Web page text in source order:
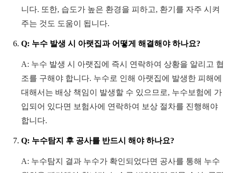
니다. 또한, 습도가 높은 환경을 피하고, 환기를 자주 시켜
주는 것도 도움이 됩니다.
Q: 누수 발생 시 아랫집과 어떻게 해결해야 하나요?
A: 누수 발생 시 아랫집에 즉시 연락하여 상황을 알리고 협
조를 구해야 합니다. 누수로 인해 아랫집에 발생한 피해에
대해서는 배상 책임이 발생할 수 있으므로, 누수보험에 가
입되어 있다면 보험사에 연락하여 보상 절차를 진행해야
합니다.
Q: 누수탐지 후 공사를 반드시 해야 하나요?
A: 누수탐지 결과 누수가 확인되었다면 공사를 통해 누수